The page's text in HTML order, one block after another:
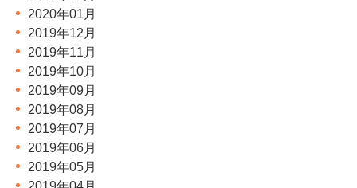
2020年01月
2019年12月
2019年11月
2019年10月
2019年09月
2019年08月
2019年07月
2019年06月
2019年05月